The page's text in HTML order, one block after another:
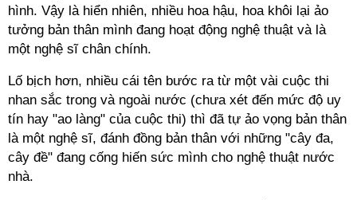
hình. Vậy là hiển nhiên, nhiều hoa hậu, hoa khôi lại ảo
tưởng bản thân mình đang hoạt động nghệ thuật và là
một nghệ sĩ chân chính.
Lố bịch hơn, nhiều cái tên bước ra từ một vài cuộc thi
nhan sắc trong và ngoài nước (chưa xét đến mức độ uy
tín hay "ao làng" của cuộc thi) thì đã tự ảo vọng bản thân
là một nghệ sĩ, đánh đồng bản thân với những "cây đa,
cây đề" đang cống hiến sức mình cho nghệ thuật nước
nhà.